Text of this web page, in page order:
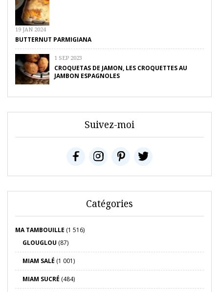
19 JAN 2024
BUTTERNUT PARMIGIANA
1 SEP 2023
CROQUETAS DE JAMON, LES CROQUETTES AU
JAMBON ESPAGNOLES
Suivez-moi
Catégories
MA TAMBOUILLE (1 516)
GLOUGLOU (87)
MIAM SALÉ (1 001)
MIAM SUCRÉ (484)